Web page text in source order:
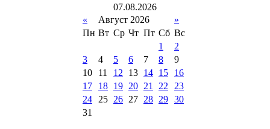
07.08.2026
«
Август 2026
»
Пн Вт Ср Чт Пт Сб Вс
1
2
3
4 5 6 7 8
9
10
11 12 13 14 15
16
17
18 19 20 21 22
23
24
25 26 27 28 29 30
31